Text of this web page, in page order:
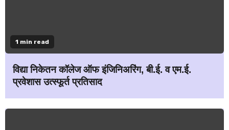
1 min read
विद्या निकेतन कॉलेज ऑफ इंजिनिअरिंग, बी.ई. व एम.ई.
प्रवेशास उत्स्फूर्त प्रतिसाद